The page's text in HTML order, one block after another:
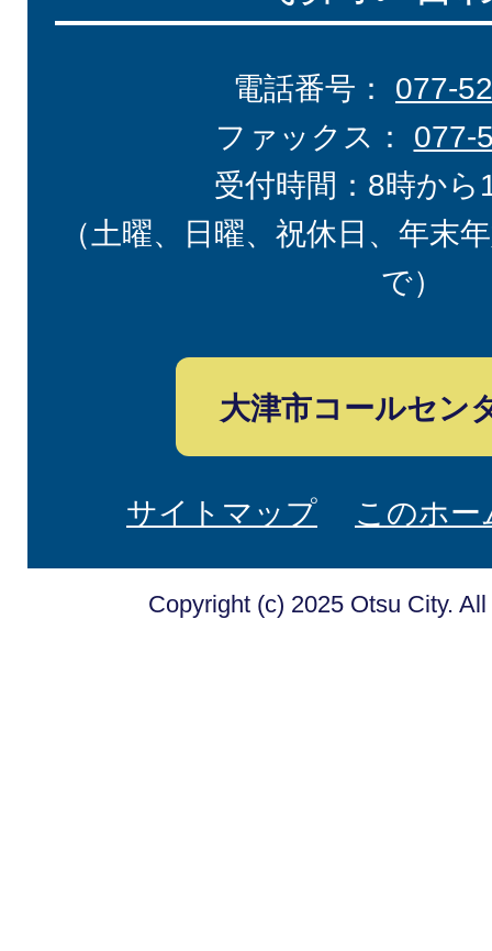
電話番号： 077-
ファックス： 077-
受付時間：8時から
（土曜、日曜、祝休日、年末
で）
大津市コールセン
サイトマップ このホ
Copyright (c) 2025 Otsu City.